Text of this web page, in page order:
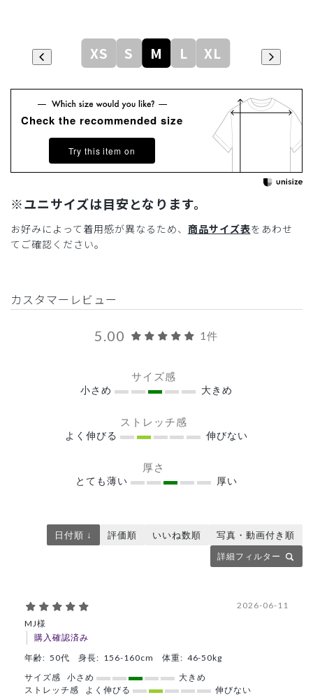
XS S M L XL
Check the recommended size
Try this item on
※ユニサイズは目安となります。
お好みによって着用感が異なるため、 商品サイズ表をあわせ
てご確認ください。
カスタマーレビュー
5.00 1件
サイズ感
小さめ 大きめ
ストレッチ感
よく伸びる 伸びない
厚さ
とても薄い 厚い
詳細フィルター
日付順 ↓ 評価順 いいね数順 写真・動画付き順
MJ様
購入確認済み
2026-06-11
年齢: 50代 身長: 156-160cm 体重: 46-50kg
サイズ感
小さめ
大きめ
ストレッチ感
よく伸びる 伸びない